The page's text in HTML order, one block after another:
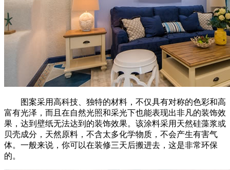
图案采用高科技、独特的材料，不仅具有对称的色彩和高
富有光泽，而且在自然光照和采光下也能表现出非凡的装饰效
果，达到壁纸无法达到的装饰效果。该涂料采用天然硅藻浆或
贝壳成分，天然原料，不含太多化学物质，不会产生有害气
体。一般来说，你可以在装修三天后搬进去，这是非常环保
的。